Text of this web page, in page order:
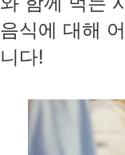
음식에 대해
니다!